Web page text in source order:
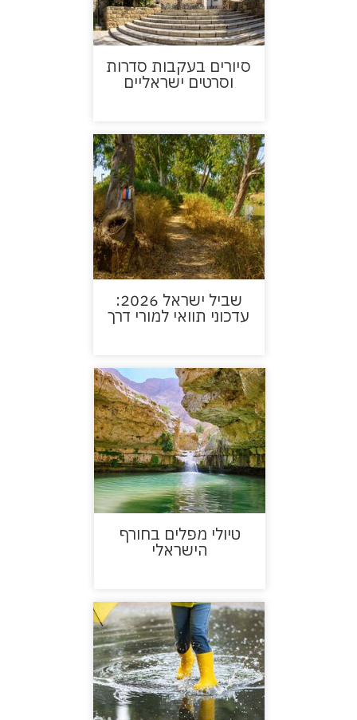
סיורים בעקבות סדרות
וסרטים ישראליים
שביל ישראל 2026:
עדכוני תוואי למורי דרך
טיולי מפלים בחורף
הישראלי